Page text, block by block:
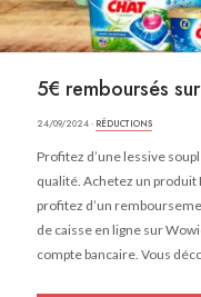
5€ remboursés
24/09/2024 · RÉDUCTIONS
Profitez d’une lessive
qualité. Achetez un produit
profitez d’un
de caisse en ligne sur
compte bancaire. Vous